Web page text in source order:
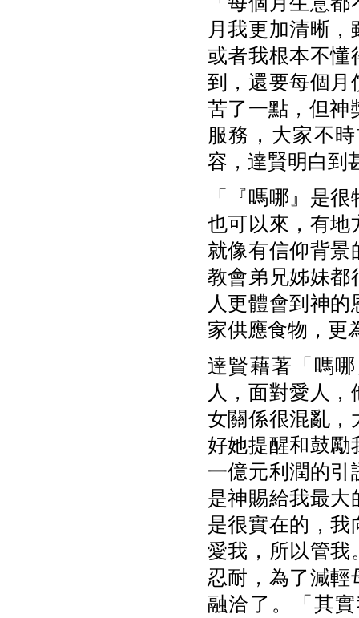
月我更加清晰
或者我根本不懂
到，還要每個月
苦了一點，但神
服務，大家不
容，達賢明白到
「『嗎哪』是
也可以來，有地
就像有信仰背景
教會弟兄姊妹都
人更體會到神
家供應食物，更
達賢藉著「嗎
人，面對愛人
女關係很混亂，
好她提醒和鼓勵
一億元利潤的引
是神賜給我最大
是很實在的，我
愛我，所以管我
忍耐，為了減輕
融洽了。「其